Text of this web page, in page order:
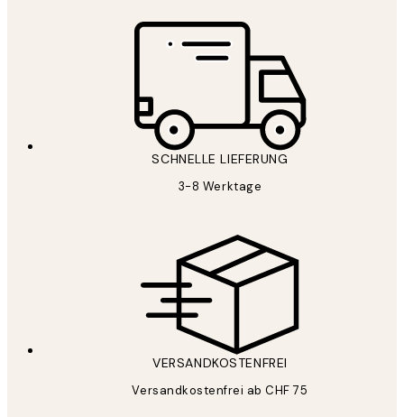
SCHNELLE LIEFERUNG
3-8 Werktage
VERSANDKOSTENFREI
Versandkostenfrei ab CHF 75